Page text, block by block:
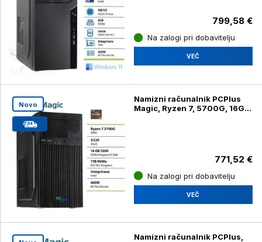
799,58 €
Na zalogi pri dobavitelju
VEČ
Novo
Namizni računalnik PCPlus
Magic, Ryzen 7, 5700G, 16GB,
771,52 €
Na zalogi pri dobavitelju
VEČ
Namizni računalnik PCPlus,